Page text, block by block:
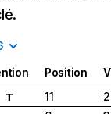
Position
T 11